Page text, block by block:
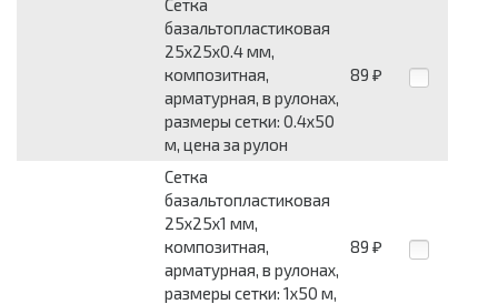
Сетка
базальтопластиковая
25x25x0.4 мм,
композитная,
арматурная, в рулонах,
размеры сетки: 0.4x50
м, цена за рулон
89 ₽
Сетка
базальтопластиковая
25x25x1 мм,
композитная,
арматурная, в рулонах,
размеры сетки: 1x50 м,
89 ₽